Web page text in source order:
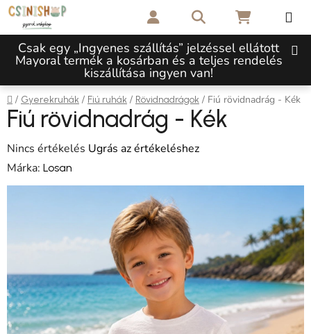
Ugrás a fő tartalomhoz
Csak egy „Ingyenes szállítás” jelzéssel ellátott
Mayoral termék a kosárban és a teljes rendelés
kiszállítása ingyen van!
KeresésKOSÁR
Kezdőlap
/ Gyerekruhák / Fiú ruhák / Rövidnadrágok / Fiú rövidnadrág - Kék
Fiú rövidnadrág - Kék
A termék átlagos értékelése 5-ből 0,0 csillag.
Nincs értékelés Ugrás az értékeléshez
Márka: Losan